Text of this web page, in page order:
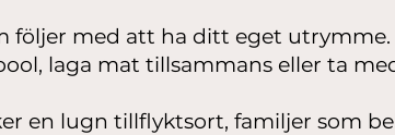
följer med att ha ditt eget utrymme.
laga mat tillsammans eller ta
en lugn tillflyktsort, familjer som